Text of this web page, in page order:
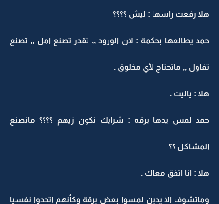
هلا رفعت راسها : ليش ؟؟؟؟
حمد يطالعها بحكمة : لان الورود ,, تقدر تصنع امل ,, تصنع
تفاؤل ,, ماتحتاج لأي مخلوق .
هلا : ياليت .
حمد لمس يدها برقه : شرايك نكون زيهم ؟؟؟؟ مانصنع
المشاكل ؟؟
هلا : انا اتفق معاك .
وماتشوف الا يدين لمسوا بعض برقة وكأنهم اتحدوا نفسيا